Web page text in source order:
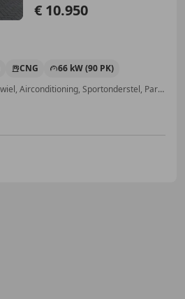
€ 10.950
CNG
66 kW (90 PK)
Sportstoelen, Lederen stuurwiel, Airconditioning, Sportonderstel, Parkeerhulp met camera, Lichtmetalen velgen, Automatische klimaatregeling, Parkeerhulp achter